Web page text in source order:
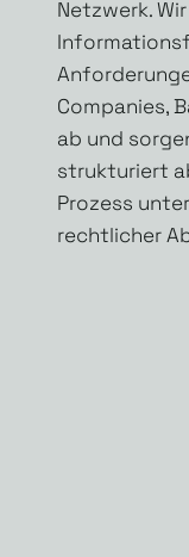
Netzwerk.
Companies,
ab und
strukturiert
Prozess
rechtlicher